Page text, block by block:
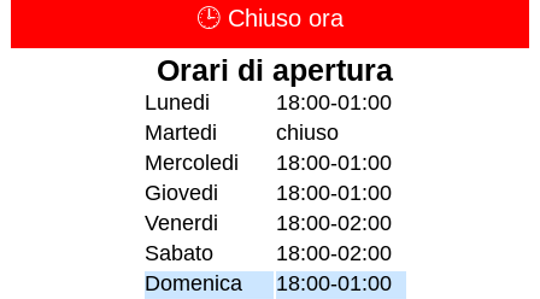
🕒 Chiuso ora
Orari di apertura
Lunedi
18:00-01:00
Martedi
chiuso
Mercoledi
18:00-01:00
Giovedi
18:00-01:00
Venerdi
18:00-02:00
Sabato
18:00-02:00
Domenica
18:00-01:00